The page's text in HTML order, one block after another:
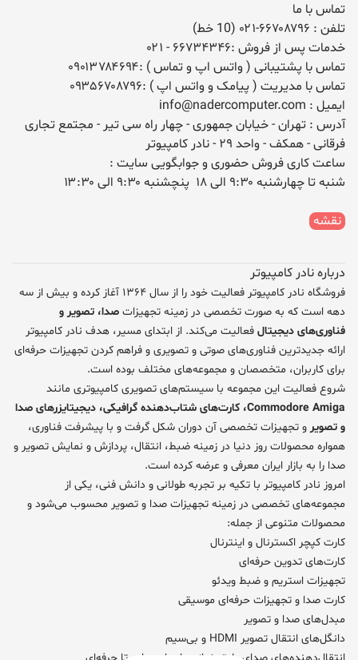
تماس با ما
تلفن : ۰۲۱-۶۶۷۰۸۷۹۶ (10 خط)
خدمات پس از فروش :۶۶۷۳۴۳۴۶ - ۰۲۱
تماس با پشتیبانی ( واتس اپ و تماس ) :۰۹۰۱۳۷۸۴۶۹۴
تماس با مدیریت ( پیامک و واتس اپ ) :۰۹۳۵۶۷۰۸۷۹۶
ایمیل : info@nadercomputer.com
آدرس : تهران - خیابان جمهوری - چهار راه سی تیر - مجتمع تجاری
فرقانی - همکف - واحد ۲۹ - نادر کامپیوتر
ساعت کاری فروش حضوری و جوابگویی سایت :
شنبه تا چهارشنبه ۹:۳۰ الی ۱۸ پنچشنبه ۹:۳۰ الی ۱۳:۳۰
نقشه
درباره نادر کامپیوتر
فروشگاه نادر کامپیوتر فعالیت خود را از سال ۱۳۶۴ آغاز کرده و بیش از سه
دهه است که به صورت تخصصی در زمینه تجهیزات صدا، تصویر و
فناوری‌های دیجیتال فعالیت می‌کند. از ابتدای مسیر، هدف نادر کامپیوتر
ارائه جدیدترین فناوری‌های صوتی و تصویری و فراهم کردن تجهیزات حرفه‌ای
برای کاربران، متخصصان و مجموعه‌های مختلف بوده است.
شروع فعالیت این مجموعه با سیستم‌های تصویری کامپیوتری مانند
Commodore Amiga، کارت‌های شتاب‌دهنده گرافیکی، دیجیتایزرهای صدا
و تصویر و تجهیزات تخصصی آن دوران شکل گرفت و با پیشرفت فناوری،
همواره محصولات روز دنیا در زمینه ضبط، انتقال، پردازش و نمایش تصویر و
صدا را به بازار ایران معرفی و عرضه کرده است.
امروز نادر کامپیوتر با تکیه بر تجربه طولانی و دانش فنی، یکی از
مجموعه‌های تخصصی در زمینه تجهیزات صدا و تصویر محسوب می‌شود و
محصولات متنوعی از جمله:
کارت کپچر اکسترنال و اینترنال
کارت‌های تدوین حرفه‌ای
تجهیزات استریم و ضبط ویدئو
کارت صدا و تجهیزات حرفه‌ای موسیقی
مبدل‌های صدا و تصویر
دانگل‌های انتقال تصویر HDMI و بی‌سیم